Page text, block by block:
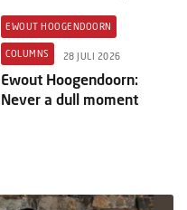
EWOUT HOOGENDOORN
COLUMNS 28 JULI 2026
Ewout Hoogendoorn:
Never a dull moment